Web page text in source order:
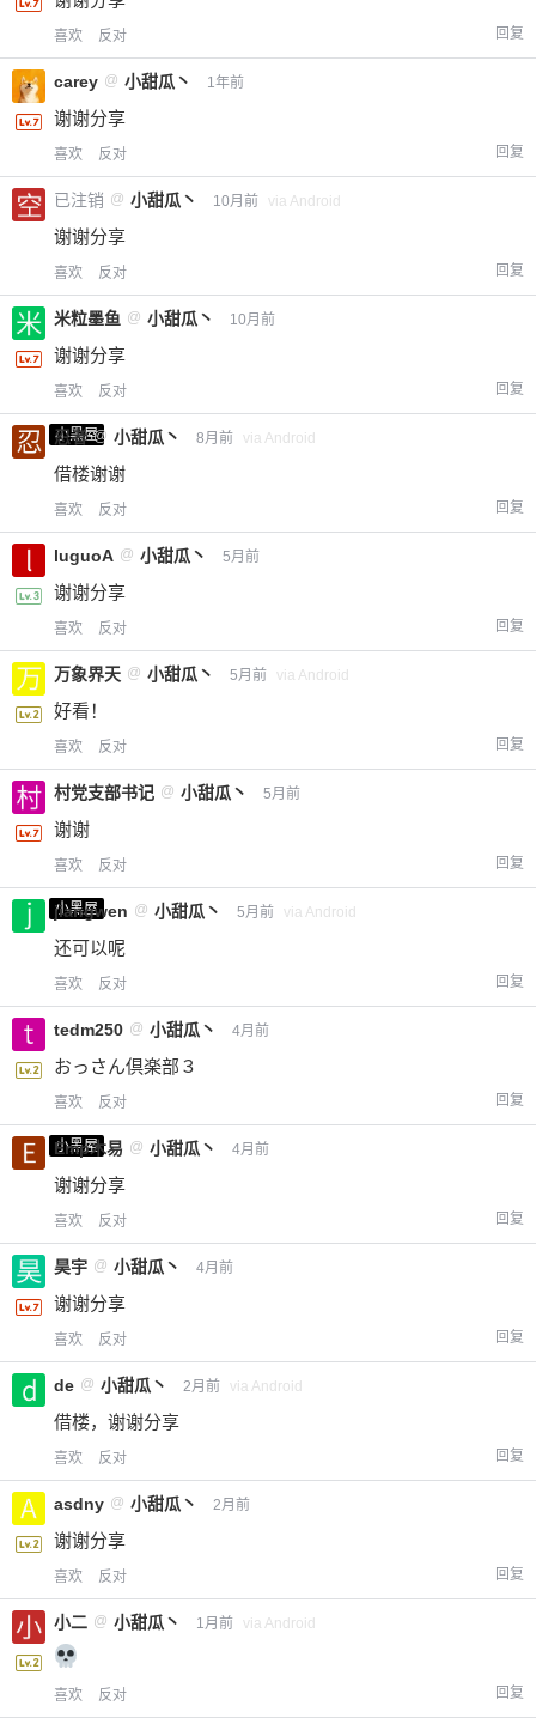
喜欢 反对 回复
carey @ 小甜瓜丶 1年前
谢谢分享
喜欢 反对 回复
已注销 @ 小甜瓜丶 10月前 via Android
谢谢分享
喜欢 反对 回复
米粒墨鱼 @ 小甜瓜丶 10月前
谢谢分享
喜欢 反对 回复
小黑屋
忍者 @ 小甜瓜丶 8月前 via Android
借楼谢谢
喜欢 反对 回复
luguoA @ 小甜瓜丶 5月前
谢谢分享
喜欢 反对 回复
万象界天 @ 小甜瓜丶 5月前 via Android
好看！
喜欢 反对 回复
村党支部书记 @ 小甜瓜丶 5月前
谢谢
喜欢 反对 回复
小黑屋
jiangwen @ 小甜瓜丶 5月前 via Android
还可以呢
喜欢 反对 回复
tedm250 @ 小甜瓜丶 4月前
おっさん倶楽部３
喜欢 反对 回复
小黑屋
Emp木易 @ 小甜瓜丶 4月前
谢谢分享
喜欢 反对 回复
昊宇 @ 小甜瓜丶 4月前
谢谢分享
喜欢 反对 回复
de @ 小甜瓜丶 2月前 via Android
借楼，谢谢分享
喜欢 反对 回复
asdny @ 小甜瓜丶 2月前
谢谢分享
喜欢 反对 回复
小二 @ 小甜瓜丶 1月前 via Android
喜欢 反对 回复
忘记密码？找回 已有帐号？登录